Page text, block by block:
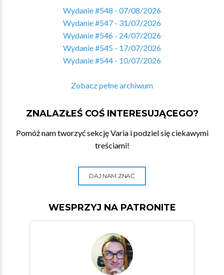
Wydanie #548 - 07/08/2026
Wydanie #547 - 31/07/2026
Wydanie #546 - 24/07/2026
Wydanie #545 - 17/07/2026
Wydanie #544 - 10/07/2026
Zobacz pełne archiwum
ZNALAZŁEŚ COŚ INTERESUJĄCEGO?
Pomóż nam tworzyć sekcję Varia i podziel się ciekawymi
treściami!
DAJ NAM ZNAĆ
WESPRZYJ NA PATRONITE